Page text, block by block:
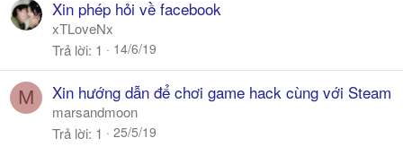
Xin phép hỏi về facebook
xTLoveNx
Trả lời 1 14/6/19
M Xin hướng dẫn để chơi game hack cùng với Steam
marsandmoon
Trả lời 1 25/5/19